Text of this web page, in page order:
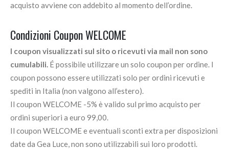
acquisto avviene con addebito al momento dell’ordine.
Condizioni Coupon WELCOME
I coupon visualizzati sul sito o ricevuti via mail non sono
cumulabili. É possibile utilizzare un solo coupon per ordine. I
coupon possono essere utilizzati solo per ordini ricevuti e
spediti in Italia (non valgono all’estero).
Il coupon WELCOME -5% è valido sul primo acquisto per
ordini superiori a euro 99,00.
Il coupon WELCOME e eventuali sconti extra per disposizioni
date da Gea Luce, non sono utilizzabili sui loro prodotti.